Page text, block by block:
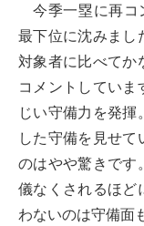
今季一塁に再コ
最下位に沈みまし
対象者に比べてか
コメントしていま
じい守備力を発
した守備を見せ
のはやや驚きです
儀なくされるほど
わないのは守備面